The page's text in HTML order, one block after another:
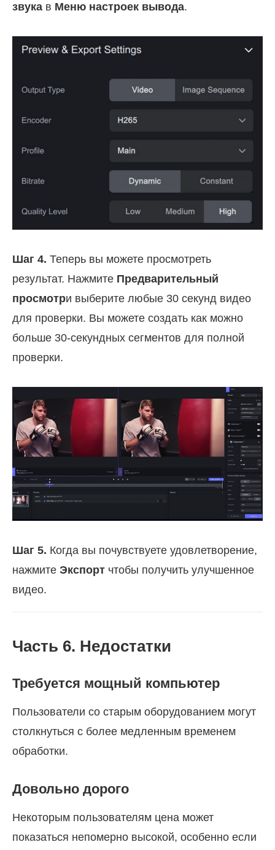
звука в Меню настроек вывода.
Шаг 4. Теперь вы можете просмотреть
результат. Нажмите Предварительный
просмотри выберите любые 30 секунд видео
для проверки. Вы можете создать как можно
больше 30-секундных сегментов для полной
проверки.
Шаг 5. Когда вы почувствуете удовлетворение,
нажмите Экспорт чтобы получить улучшенное
видео.
Часть 6. Недостатки
Требуется мощный компьютер
Пользователи со старым оборудованием могут
столкнуться с более медленным временем
обработки.
Довольно дорого
Некоторым пользователям цена может
показаться непомерно высокой, особенно если